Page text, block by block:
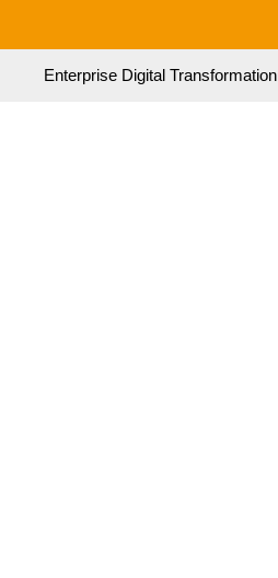
Enterprise Digital Transformation